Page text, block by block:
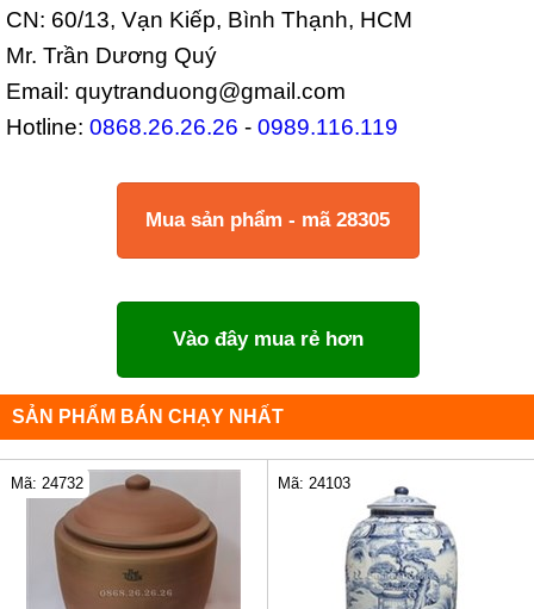
CN: 60/13, Vạn Kiếp, Bình Thạnh, HCM
Mr. Trần Dương Quý
Email: quytranduong@gmail.com
Hotline: 0868.26.26.26 - 0989.116.119
Mua sản phẩm - mã 28305
Vào đây mua rẻ hơn
SẢN PHẨM BÁN CHẠY NHẤT
Mã: 24732 Mã: 24103